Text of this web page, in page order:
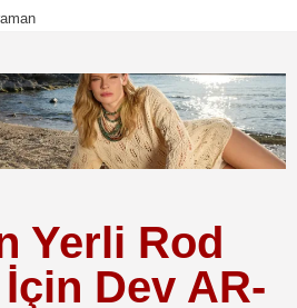
Yerli Rod
Dev AR-